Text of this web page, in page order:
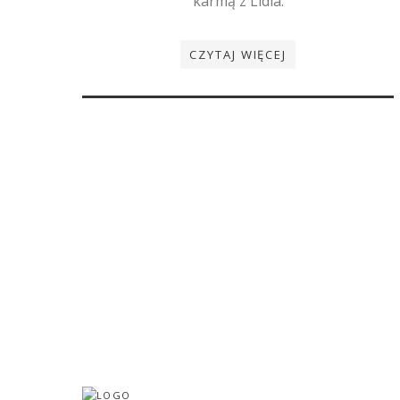
CZYTAJ WIĘCEJ